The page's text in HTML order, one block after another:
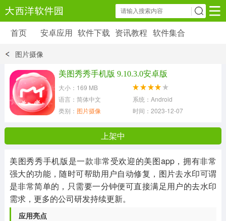
安卓应用 软件下载 资讯教程
6179 款应用
39 款应用
首页 安卓应用 软件下载 资讯教程 软件集合
图片摄像
美图秀秀手机版 9.10.3.0安卓版
大小：169 MB
语言：简体中文
系统：Android
类别： 图片摄像 时间：2023-12-07 15:33:36
上架中
美图秀秀手机版是一款非常受欢迎的美图app，拥有非常
强大的功能，随时可帮助用户自动修复，图片去水印可谓
是非常简单的，只需要一分钟便可直接满足用户的去水印
需求，更多的公司研发持续更新。
应用亮点